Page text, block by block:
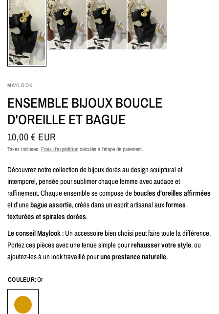
MAYLOOK
ENSEMBLE BIJOUX BOUCLE
D'OREILLE ET BAGUE
10,00 € EUR
Taxes incluses. Frais d'expéditioncalculés à l'étape de paiement.
Découvrez notre collection de bijoux dorés au design sculptural et
intemporel, pensée pour sublimer chaque femme avec audace et
raffinement. Chaque ensemble se compose deboucles d’oreilles affirmées
et d’unebague assortie, créés dans un esprit artisanal auxformes
texturées et spirales dorées.
Le conseil Maylook: Un accessoire bien choisi peut faire toute la différence.
Portez ces pièces avec une tenue simple pourrehausser votre style, ou
ajoutez-les à un look travaillé pourune prestance naturelle.
COULEUR:Or